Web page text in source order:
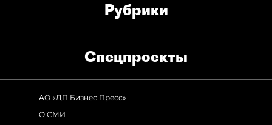
Рубрики
Спец­проекты
АО «ДП Бизнес Пресс»
О СМИ